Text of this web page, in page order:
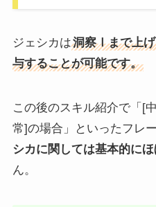
ジェシカは洞察Ⅰまで上げ
与することが可能です。
この後のスキル紹介で「[
常]の場合」といったフレ
シカに関しては基本的に
ん。